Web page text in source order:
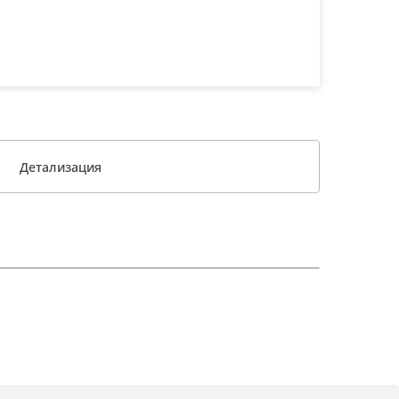
Детализация